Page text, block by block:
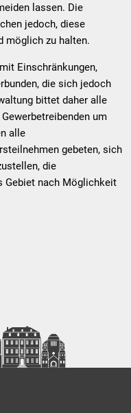
lassen. Die
jedoch, diese
möglich zu halten.
Einschränkungen,
die sich jedoch
bittet daher alle
um
alle
gebeten, sich
die
Gebiet nach Möglichkeit